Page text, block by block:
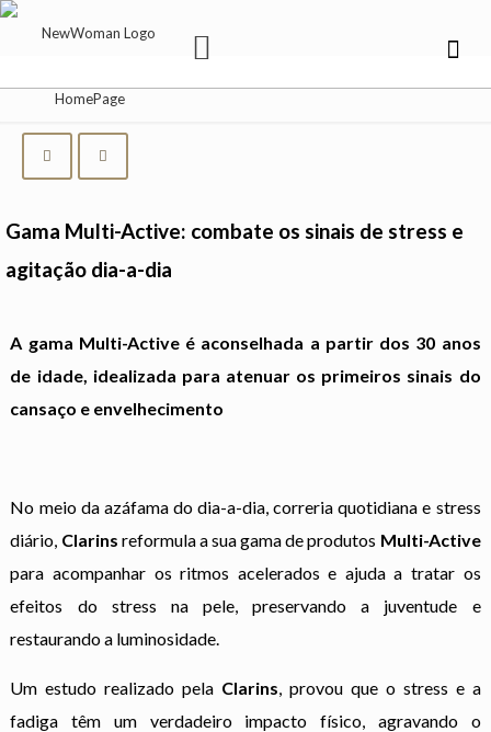
Gama Multi-Active: combate os sinais de stress e
agitação dia-a-dia
A gama Multi-Active é aconselhada a partir dos 30 anos
de idade, idealizada para atenuar os primeiros sinais do
cansaço e envelhecimento
No meio da azáfama do dia-a-dia, correria quotidiana e stress
diário, Clarins reformula a sua gama de produtos Multi-Active
para acompanhar os ritmos acelerados e ajuda a tratar os
efeitos do stress na pele, preservando a juventude e
restaurando a luminosidade.
Um estudo realizado pela Clarins, provou que o stress e a
fadiga têm um verdadeiro impacto físico, agravando o